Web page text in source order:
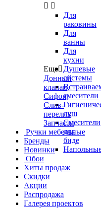
 
Для
раковины
Для
ванны
Для
кухни
Душевые
системы
смесители
душ
Смесители
для
биде
Еще
Донный
клапан,
Сифон,
Слив-
перелив
Запчасти
Ручки мебельные
Бренды
Новинки
Обои
Хиты продаж
Скидки
Акции
Распродажа
Галерея проектов